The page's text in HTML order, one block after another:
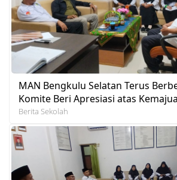
MAN Bengkulu Selatan Terus
Komite Beri Apresiasi atas
Berita Sekolah